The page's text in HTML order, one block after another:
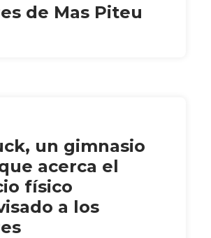
de Mas Piteu
un gimnasio
acerca el
físico
a los